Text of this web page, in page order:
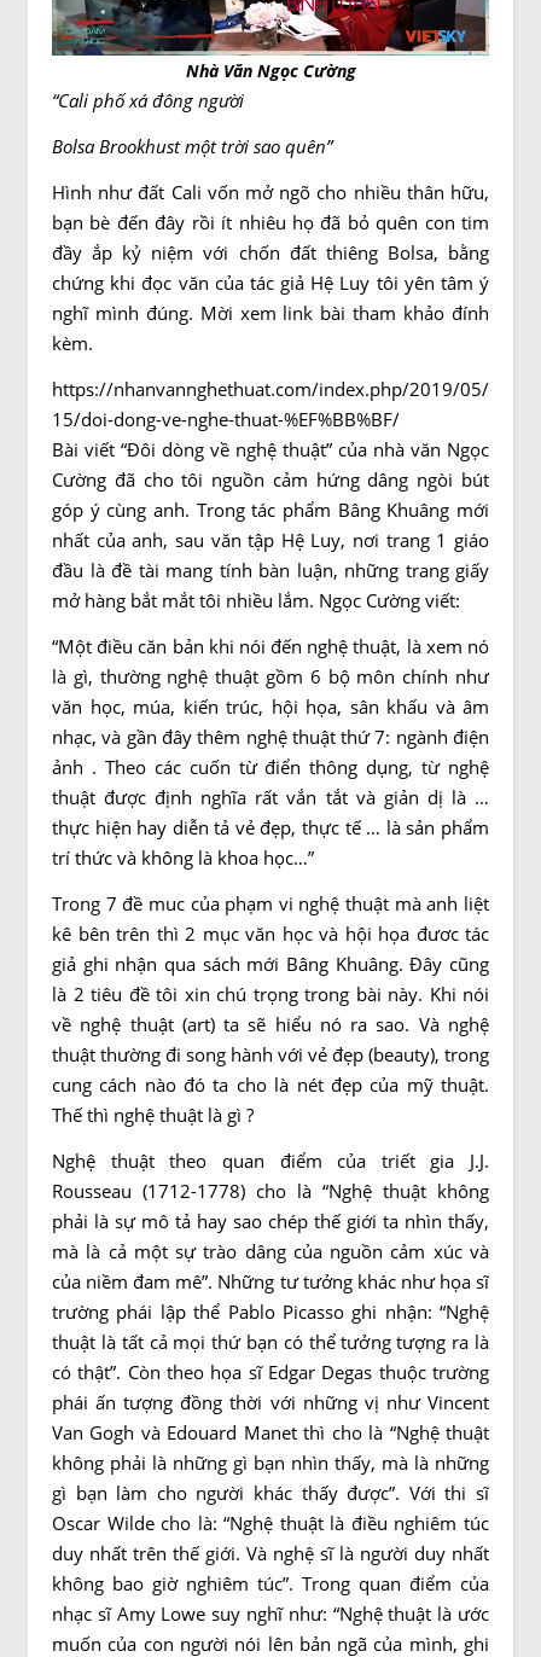
Nhà Văn Ngọc Cường
“Cali phố xá đông người
Bolsa Brookhust một trời sao quên”
Hình như đất Cali vốn mở ngõ cho nhiều thân hữu,
bạn bè đến đây rồi ít nhiêu họ đã bỏ quên con tim
đầy ắp kỷ niệm với chốn đất thiêng Bolsa, bằng
chứng khi đọc văn của tác giả Hệ Luy tôi yên tâm ý
nghĩ mình đúng. Mời xem link bài tham khảo đính
kèm.
https://nhanvannghethuat.com/index.php/2019/05/
15/doi-dong-ve-nghe-thuat-%EF%BB%BF/
Bài viết “Đôi dòng về nghệ thuật” của nhà văn Ngọc
Cường đã cho tôi nguồn cảm hứng dâng ngòi bút
góp ý cùng anh. Trong tác phẩm Bâng Khuâng mới
nhất của anh, sau văn tập Hệ Luy, nơi trang 1 giáo
đầu là đề tài mang tính bàn luận, những trang giấy
mở hàng bắt mắt tôi nhiều lắm. Ngọc Cường viết:
“Một điều căn bản khi nói đến nghệ thuật, là xem nó
là gì, thường nghệ thuật gồm 6 bộ môn chính như
văn học, múa, kiến trúc, hội họa, sân khấu và âm
nhạc, và gần đây thêm nghệ thuật thứ 7: ngành điện
ảnh . Theo các cuốn từ điển thông dụng, từ nghệ
thuật được định nghĩa rất vắn tắt và giản dị là …
thực hiện hay diễn tả vẻ đẹp, thực tế … là sản phẩm
trí thức và không là khoa học…”
Trong 7 đề muc của phạm vi nghệ thuật mà anh liệt
kê bên trên thì 2 mục văn học và hội họa đươc tác
giả ghi nhận qua sách mới Bâng Khuâng. Đây cũng
là 2 tiêu đề tôi xin chú trọng trong bài này. Khi nói
về nghệ thuật (art) ta sẽ hiểu nó ra sao. Và nghệ
thuật thường đi song hành với vẻ đẹp (beauty), trong
cung cách nào đó ta cho là nét đẹp của mỹ thuật.
Thế thì nghệ thuật là gì ?
Nghệ thuật theo quan điểm của triết gia J.J.
Rousseau (1712-1778) cho là “Nghệ thuật không
phải là sự mô tả hay sao chép thế giới ta nhìn thấy,
mà là cả một sự trào dâng của nguồn cảm xúc và
của niềm đam mê”. Những tư tưởng khác như họa sĩ
trường phái lập thể Pablo Picasso ghi nhận: “Nghệ
thuật là tất cả mọi thứ bạn có thể tưởng tượng ra là
có thật”. Còn theo họa sĩ Edgar Degas thuộc trường
phái ấn tượng đồng thời với những vị như Vincent
Van Gogh và Edouard Manet thì cho là “Nghệ thuật
không phải là những gì bạn nhìn thấy, mà là những
gì bạn làm cho người khác thấy được”. Với thi sĩ
Oscar Wilde cho là: “Nghệ thuật là điều nghiêm túc
duy nhất trên thế giới. Và nghệ sĩ là người duy nhất
không bao giờ nghiêm túc”. Trong quan điểm của
nhạc sĩ Amy Lowe suy nghĩ như: “Nghệ thuật là ước
muốn của con người nói lên bản ngã của mình, ghi